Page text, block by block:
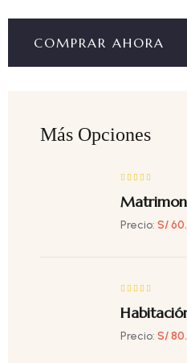
COMPRAR AHORA
Más Opciones
Precio: S/
Precio: S/